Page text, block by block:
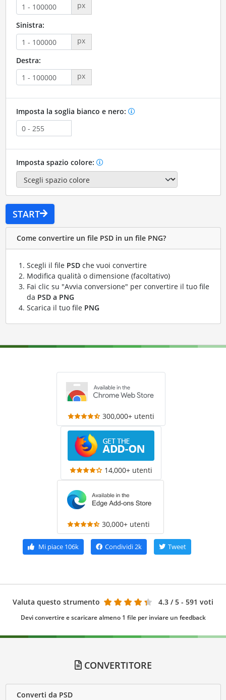
px
Sinistra:
px
Destra:
px
Imposta la soglia bianco e nero:
Imposta spazio colore:
START
Come convertire un file PSD in un file PNG?
Scegli il file PSDche vuoi convertire
Modifica qualità o dimensione (facoltativo)
Fai clic su "Avvia conversione" per convertire il tuo file
da PSD a PNG
Scarica il tuo file PNG
300,000+ utenti
14,000+ utenti
30,000+ utenti
Mi piace 106k Condividi2k Tweet
Valuta questo strumento 4.3 / 5 - 591 voti
Devi convertire e scaricare almeno 1 file per inviare un feedback
CONVERTITORE
Converti da PSD